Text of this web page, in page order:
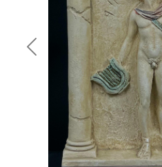
Previous